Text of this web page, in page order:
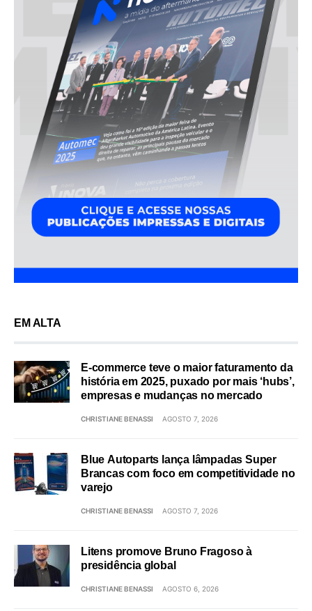
EM ALTA
E-commerce teve o maior faturamento da
história em 2025, puxado por mais ‘hubs’,
empresas e mudanças no mercado
CHRISTIANE BENASSI AGOSTO 7, 2026
Blue Autoparts lança lâmpadas Super
Brancas com foco em competitividade no
varejo
CHRISTIANE BENASSI AGOSTO 7, 2026
Litens promove Bruno Fragoso à
presidência global
CHRISTIANE BENASSI AGOSTO 6, 2026